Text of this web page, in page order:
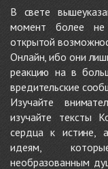
В свете
момент более не
открытой
Онлайн, ибо они
реакцию на в
вредительские
Изучайте
изучайте тексты
сердца к истине,
идеям,
необразованным